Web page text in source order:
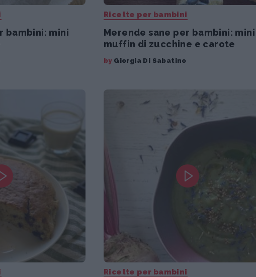
bambini: mini
Ricette per bambini
Merende sane per bambini: mini
muffin di zucchine e carote
by Giorgia Di Sabatino
Ricette per bambini